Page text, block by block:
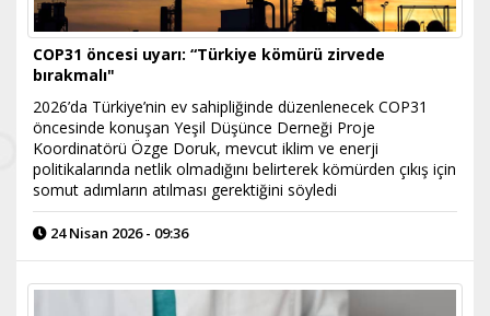
COP31 öncesi uyarı: “Türkiye kömürü zirvede
bırakmalı"
2026’da Türkiye’nin ev sahipliğinde düzenlenecek COP31
öncesinde konuşan Yeşil Düşünce Derneği Proje
Koordinatörü Özge Doruk, mevcut iklim ve enerji
politikalarında netlik olmadığını belirterek kömürden çıkış için
somut adımların atılması gerektiğini söyledi
24 Nisan 2026 - 09:36